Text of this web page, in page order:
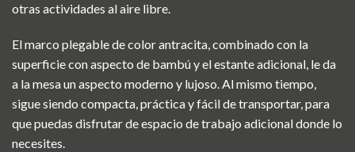
otras actividades al aire libre.
El marco plegable de color antracita, combinado con la
superficie con aspecto de bambú y el estante adicional, le da
a la mesa un aspecto moderno y lujoso. Al mismo tiempo,
sigue siendo compacta, práctica y fácil de transportar, para
que puedas disfrutar de espacio de trabajo adicional donde lo
necesites.